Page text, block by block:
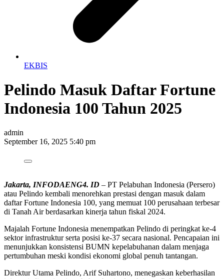
EKBIS
Pelindo Masuk Daftar Fortune
Indonesia 100 Tahun 2025
admin
September 16, 2025 5:40 pm
Jakarta, INFODAENG4. ID – PT Pelabuhan Indonesia (Persero)
atau Pelindo kembali menorehkan prestasi dengan masuk dalam
daftar Fortune Indonesia 100, yang memuat 100 perusahaan terbesar
di Tanah Air berdasarkan kinerja tahun fiskal 2024.
Majalah Fortune Indonesia menempatkan Pelindo di peringkat ke-4
sektor infrastruktur serta posisi ke-37 secara nasional. Pencapaian ini
menunjukkan konsistensi BUMN kepelabuhanan dalam menjaga
pertumbuhan meski kondisi ekonomi global penuh tantangan.
Direktur Utama Pelindo, Arif Suhartono, menegaskan keberhasilan